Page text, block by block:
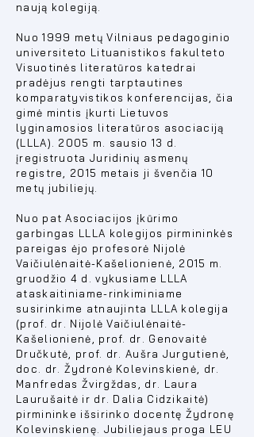
naują kolegiją.
Nuo 1999 metų Vilniaus pedagoginio
universiteto Lituanistikos fakulteto
Visuotinės literatūros katedrai
pradėjus rengti tarptautines
komparatyvistikos konferencijas, čia
gimė mintis įkurti Lietuvos
lyginamosios literatūros asociaciją
(LLLA). 2005 m. sausio 13 d.
įregistruota Juridinių asmenų
registre, 2015 metais ji švenčia 10
metų jubiliejų.
Nuo pat Asociacijos įkūrimo
garbingas LLLA kolegijos pirmininkės
pareigas ėjo profesorė Nijolė
Vaičiulėnaitė-Kašelionienė, 2015 m.
gruodžio 4 d. vykusiame LLLA
ataskaitiniame-rinkiminiame
susirinkime atnaujinta LLLA kolegija
(prof. dr. Nijolė Vaičiulėnaitė-
Kašelionienė, prof. dr. Genovaitė
Dručkutė, prof. dr. Aušra Jurgutienė,
doc. dr. Žydronė Kolevinskienė, dr.
Manfredas Žvirgždas, dr. Laura
Laurušaitė ir dr. Dalia Cidzikaitė)
pirmininke išsirinko docentę Žydronę
Kolevinskienę. Jubiliejaus proga LEU